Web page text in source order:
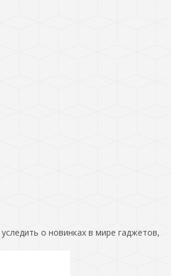
о новинках в мире гаджетов,